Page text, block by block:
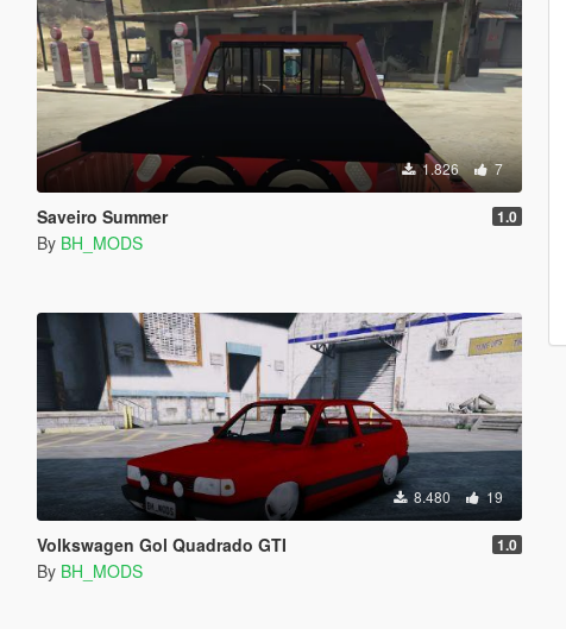
1.826 7
Saveiro Summer 1.0
By BH_MODS
8.480 19
Volkswagen Gol Quadrado GTI 1.0
By BH_MODS